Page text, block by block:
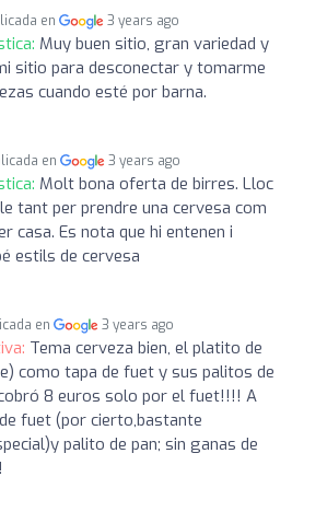
en 3 years ago
Muy buen sitio, gran variedad y
sitio para desconectar y tomarme
cuando esté por barna.
en 3 years ago
Molt bona oferta de birres. Lloc
tant per prendre una cervesa com
casa. Es nota que hi entenen i
estils de cervesa
en 3 years ago
Tema cerveza bien, el platito de
como tapa de fuet y sus palitos de
8 euros solo por el fuet!!!! A
fuet (por cierto,bastante
palito de pan; sin ganas de